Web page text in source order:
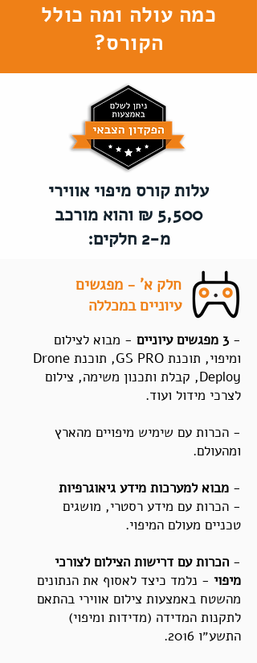
כמה עולה ומה כולל
הקורס?
עלות קורס מיפוי אווירי
5,500 ₪ והוא מורכב
מ-2 חלקים:
חלק א' - מפגשים
עיוניים במכללה
- 3 מפגשים עיוניים
- מבוא לצילום
ומיפוי, תוכנת GS PRO, תוכנת Drone
Deploy, קבלת ותכנון משימה, צילום
לצרכי מידול ועוד.
- הכרות עם שימיש מיפויים מהארץ
ומהעולם.
- מבוא למערכות מידע גיאוגרפיות
- הכרות עם מידע רסטרי, מושגים
טכניים מעולם המיפוי.
- הכרות עם דרישות הצילום לצורכי
מיפוי - נלמד כיצד לאסוף את הנתונים
מהשטח באמצעות צילום אווירי בהתאם
לתקנות המדידה (מדידות ומיפוי)
התשע״ו 2016.